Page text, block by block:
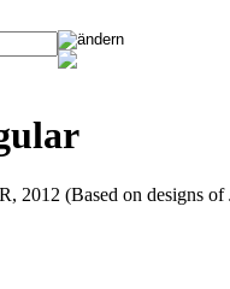
2012 (Based on designs